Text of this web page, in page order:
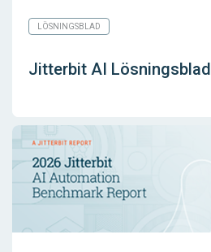
LÖSNINGSBLAD
Jitterbit AI Lösningsblad